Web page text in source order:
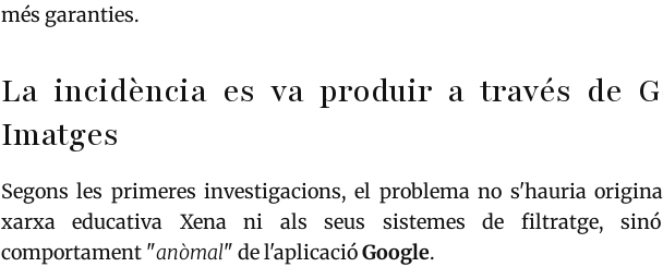
més garanties.
La incidència es va produir a través de
Imatges
Segons les primeres investigacions, el problema no s'hauria
xarxa educativa Xena ni als seus sistemes de filtratge,
comportament "anòmal" de l'aplicacióGoogle.